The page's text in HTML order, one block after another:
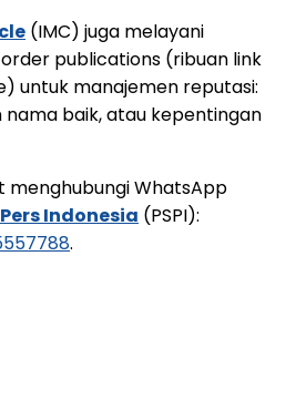
(IMC) juga melayani
publications (ribuan link
untuk manajemen reputasi:
baik, atau kepentingan
menghubungi WhatsApp
Indonesia (PSPI):
.